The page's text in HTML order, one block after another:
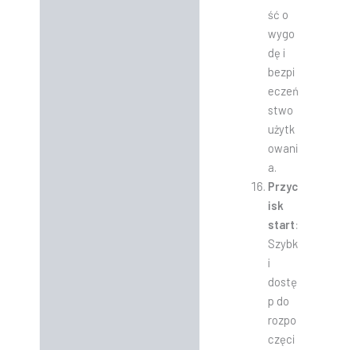
ść o
wygo
dę i
bezpi
eczeń
stwo
użytk
owani
a.
Przyc
isk
start:
Szybk
i
dostę
p do
rozpo
częci